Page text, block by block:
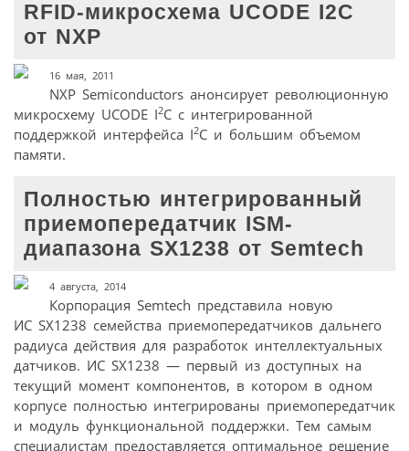
RFID-микросхема UCODE I2C
от NXP
16 мая, 2011
NXP Semiconductors анонсирует революционную
микросхему UCODE I2C с интегрированной
поддержкой интерфейса I2C и большим объемом
памяти.
Полностью интегрированный
приемопередатчик ISM-
диапазона SX1238 от Semtech
4 августа, 2014
Корпорация Semtech представила новую
ИС SX1238 семейства приемопередатчиков дальнего
радиуса действия для разработок интеллектуальных
датчиков. ИС SX1238 — первый из доступных на
текущий момент компонентов, в котором в одном
корпусе полностью интегрированы приемопередатчик
и модуль функциональной поддержки. Тем самым
специалистам предоставляется оптимальное решение